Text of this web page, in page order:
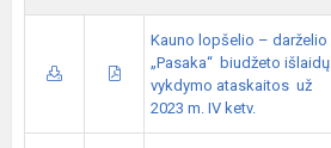
Kauno lopšelio – darželio
„Pasaka“ biudžeto išlaidų
vykdymo ataskaitos už
2023 m. IV ketv.